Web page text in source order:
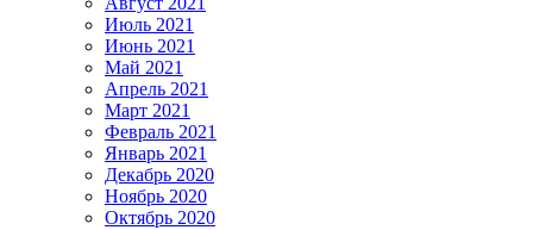
Июль 2021
Июнь 2021
Май 2021
Апрель 2021
Март 2021
Февраль 2021
Январь 2021
Декабрь 2020
Ноябрь 2020
Октябрь 2020